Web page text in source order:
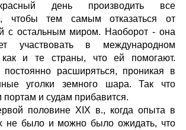
день производить все
чтобы тем самым отказаться от
с остальным миром. Наоборот - она
участвовать в международном
как и те страны, что ей помогают.
постоянно расширяться, проникая в
уголки земного шара. Так что
и судам прибавится.
половине XIX в., когда опыта в
не было и можно было ожидать, что